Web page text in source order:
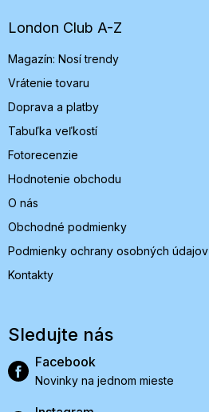
e
London Club A-Z
Magazín: Nosí trendy
Vrátenie tovaru
Doprava a platby
Tabuľka veľkostí
Fotorecenzie
Hodnotenie obchodu
O nás
Obchodné podmienky
Podmienky ochrany osobných údajov
Kontakty
Sledujte nás
Facebook
Novinky na jednom mieste